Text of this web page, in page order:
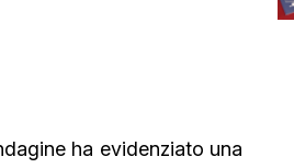
ha evidenziato una